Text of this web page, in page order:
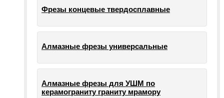
Фрезы концевые твердосплавные
Алмазные фрезы универсальные
Алмазные фрезы для УШМ по
керамограниту граниту мрамору